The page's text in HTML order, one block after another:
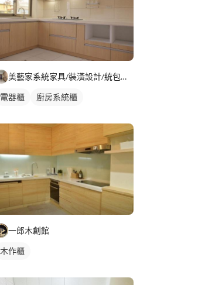
美藝家系統家具/裝潢設計/統包服務
電器櫃 廚房系統櫃
一郎木創館
木作櫃